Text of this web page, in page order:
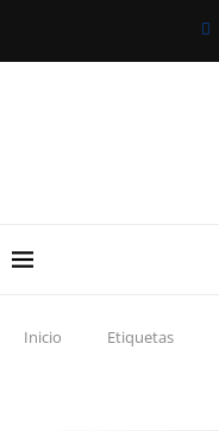
Inicio Etiquetas